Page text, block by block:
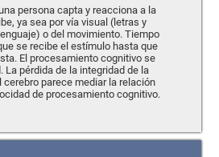
persona capta y reacciona a la
ya sea por vía visual (letras y
o del movimiento. Tiempo
se recibe el estímulo hasta que
El procesamiento cognitivo se
La pérdida de la integridad de la
parece mediar la relación
de procesamiento cognitivo.